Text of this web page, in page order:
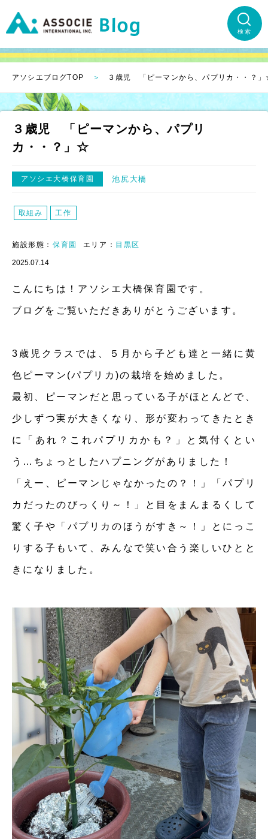
検索
アソシエブログTOP ３歳児 「ピーマンから、パプリカ・・？
３歳児 「ピーマンから、パプリ
カ・・？」☆
アソシエ大橋保育園 池尻大橋
取組み 工作
施設形態： 保育園 エリア： 目黒区
2025.07.14
こんにちは！アソシエ大橋保育園です。
ブログをご覧いただきありがとうございます。
3歳児クラスでは、５月から子ども達と一緒に黄
色ピーマン(パプリカ)の栽培を始めました。
最初、ピーマンだと思っている子がほとんどで、
少しずつ実が大きくなり、形が変わってきたとき
に「あれ？これパプリカかも？」と気付くとい
う…ちょっとしたハプニングがありました！
「えー、ピーマンじゃなかったの？！」「パプリ
カだったのびっくり～！」と目をまんまるくして
驚く子や「パプリカのほうがすき～！」とにっこ
りする子もいて、みんなで笑い合う楽しいひとと
きになりました。